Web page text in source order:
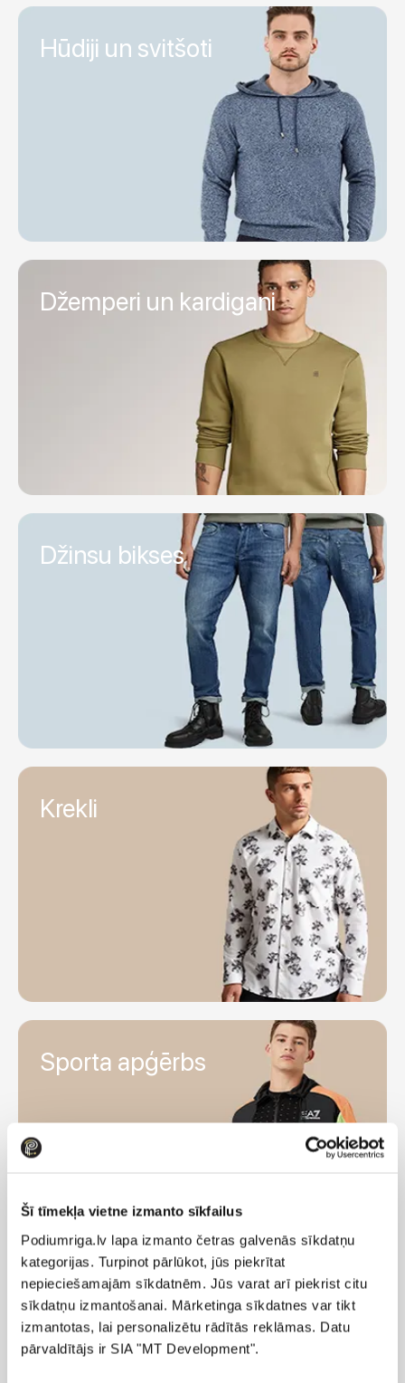
Šī tīmekļa vietne izmanto sīkfailus
Podiumriga.lv lapa izmanto četras galvenās sīkdatņu
kategorijas. Turpinot pārlūkot, jūs piekrītat
nepieciešamajām sīkdatnēm. Jūs varat arī piekrist citu
sīkdatņu izmantošanai. Mārketinga sīkdatnes var tikt
izmantotas, lai personalizētu rādītās reklāmas. Datu
pārvaldītājs ir SIA "MT Development".
Hūdiji un svitšoti
Džemperi un kardigani
Džinsu bikses
Krekli
Sporta apģērbs
Mājas apģērbs